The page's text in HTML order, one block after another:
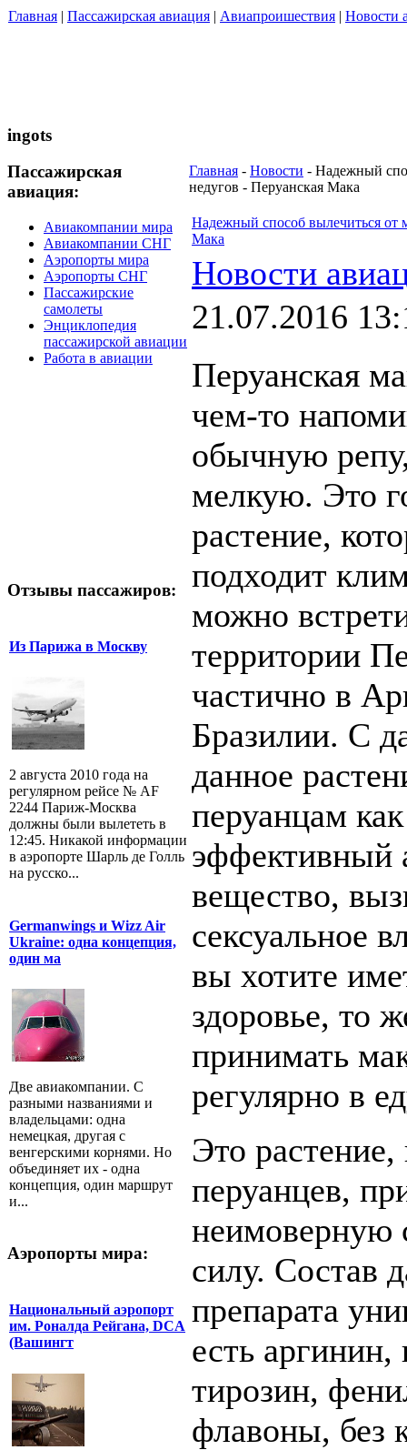
Главная | Пассажирская авиация | Авиапроишествия | Новости
ingots
Пассажирская
авиация:
Авиакомпании мира
Авиакомпании СНГ
Аэропорты мира
Аэропорты СНГ
Пассажирские
самолеты
Энциклопедия
пассажирской авиации
Работа в авиации
Отзывы пассажиров:
Из Парижа в Москву
2 августа 2010 года на
регулярном рейсе № AF
2244 Париж-Москва
должны были вылететь в
12:45. Никакой информации
в аэропорте Шарль де Голль
на русско...
Germanwings и Wizz Air
Ukraine: одна концепция,
один ма
Две авиакомпании. С
разными названиями и
владельцами: одна
немецкая, другая с
венгерскими корнями. Но
объединяет их - одна
концепция, один маршрут
и...
Аэропорты мира:
Национальный аэропорт
им. Роналда Рейгана, DCA
(Вашингт
Главная - Новости - Надежный
недугов - Перуанская Мака
Надежный способ вылечиться от
Мака
Новости
21.07.2016
Перуанская
чем-то
обычную
мелкую. Это
растение,
подходит
можно
территории
частично в
Бразилии. С
данное
перуанцам
эффективный
вещество,
сексуальное
вы хотите
здоровье, то
принимать
регулярно в
Это
перуанцев,
неимоверную
силу. Состав
препарата
есть аргинин,
тирозин,
флавоны, без